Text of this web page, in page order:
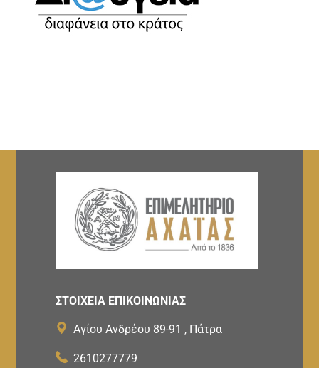
ΣΤΟΙΧΕΙΑ ΕΠΙΚΟΙΝΩΝΙΑΣ
Αγίου Ανδρέου 89-91 , Πάτρα
2610277779